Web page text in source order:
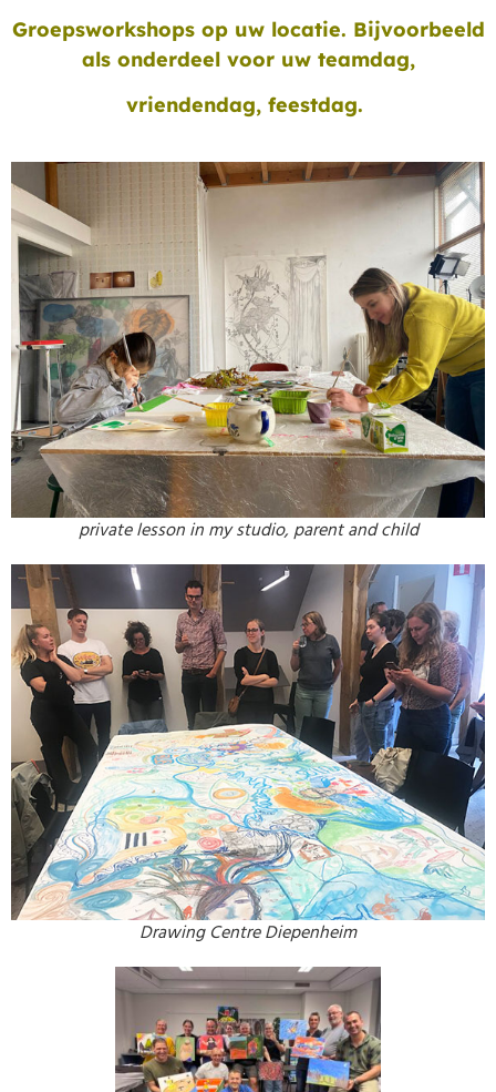
Groepsworkshops opuwlocatie. Bijvoorbeeld
als onderdeel voor uw teamdag,
vriendendag, feestdag.
private lesson in my studio, parent and child
Drawing Centre Diepenheim